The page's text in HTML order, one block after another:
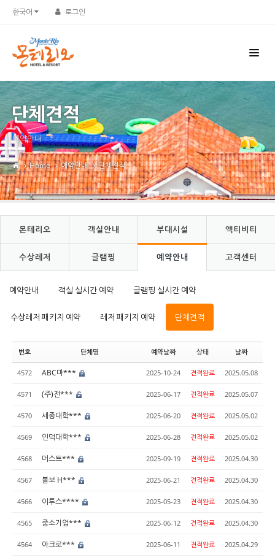
한국어 로그인
단체견적
예약안내
Home 예약안내 단체견적
몬테리오 객실안내 부대시설 액티비티
수상레저 글램핑 예약안내 고객센터
예약안내 객실 실시간 예약 글램핑 실시간 예약
수상레저 패키지 예약 레저 패키지 예약 단체견적
번호 단체명 예약날짜 상태 날짜
4572 ABC마*** 2025-10-24 견적완료 2025.05.08
4571 (주)전*** 2025-06-17 견적완료 2025.05.07
4570 세종대학*** 2025-06-20 견적완료 2025.05.02
4569 인덕대학*** 2025-06-28 견적완료 2025.05.02
4568 머스트*** 2025-09-19 견적완료 2025.04.30
4567 볼보 H*** 2025-06-21 견적완료 2025.04.30
4566 이투스**** 2025-05-23 견적완료 2025.04.30
4565 중소기업*** 2025-06-12 견적완료 2025.04.30
4564 아크로*** 2025-06-11 견적완료 2025.04.29
Sketchbook5, 스케치북5